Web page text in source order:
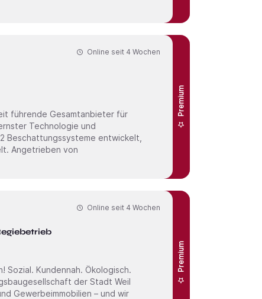
Premium
Online seit 4 Wochen
Technologie und
Beschattungssysteme entwickelt,
Premium
Online seit 4 Wochen
der Stadt Weil
Gewerbeimmobilien – und wir